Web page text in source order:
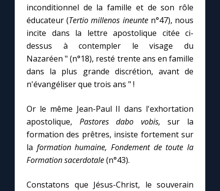
inconditionnel de la famille et de son rôle
éducateur (Tertio millenos ineunten°47), nous
incite dans la lettre apostolique citée ci-
dessus à contempler le visage du
Nazaréen " (n°18), resté trente ans en famille
dans la plus grande discrétion, avant de
n'évangéliser que trois ans " !
Or le même Jean-Paul II dans l'exhortation
apostolique, Pastores dabo vobis, sur la
formation des prêtres, insiste fortement sur
la formation humaine, Fondement de toute la
Formation sacerdotale(n°43).
Constatons que Jésus-Christ, le souverain